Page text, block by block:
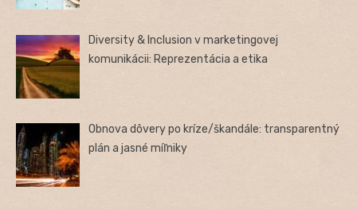
Diversity & Inclusion v marketingovej
komunikácii: Reprezentácia a etika
Obnova dôvery po kríze/škandále: transparentný
plán a jasné míľniky